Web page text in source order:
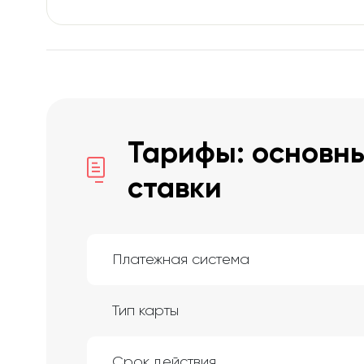
Тарифы:
ставки
Платежная система
Тип карты